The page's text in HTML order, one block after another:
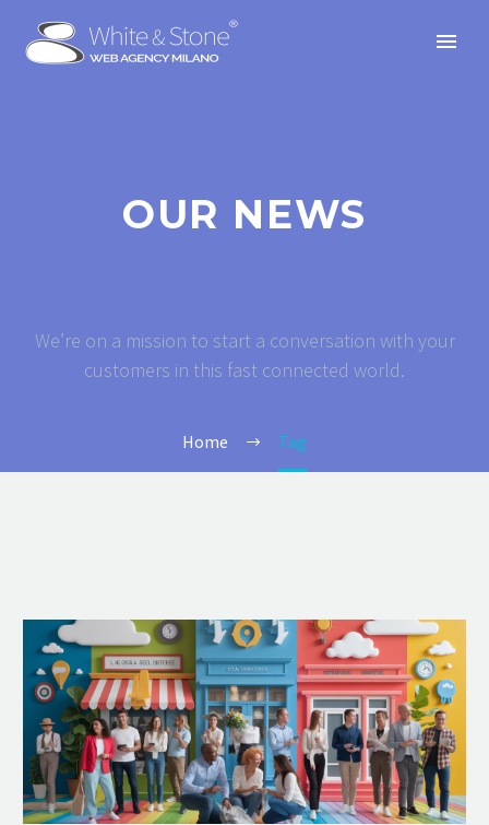
OUR NEWS
We’re on a mission to start a conversation with your
customers in this fast connected world.
Home Tag